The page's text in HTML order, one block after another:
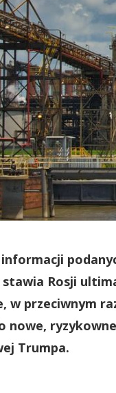
informacji
stawia Rosji
w przeciwnym
nowe,
Trumpa.